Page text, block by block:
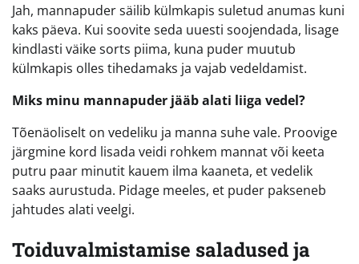
Jah, mannapuder säilib külmkapis suletud anumas kuni
kaks päeva. Kui soovite seda uuesti soojendada, lisage
kindlasti väike sorts piima, kuna puder muutub
külmkapis olles tihedamaks ja vajab vedeldamist.
Miks minu mannapuder jääb alati liiga vedel?
Tõenäoliselt on vedeliku ja manna suhe vale. Proovige
järgmine kord lisada veidi rohkem mannat või keeta
putru paar minutit kauem ilma kaaneta, et vedelik
saaks aurustuda. Pidage meeles, et puder pakseneb
jahtudes alati veelgi.
Toiduvalmistamise saladused ja